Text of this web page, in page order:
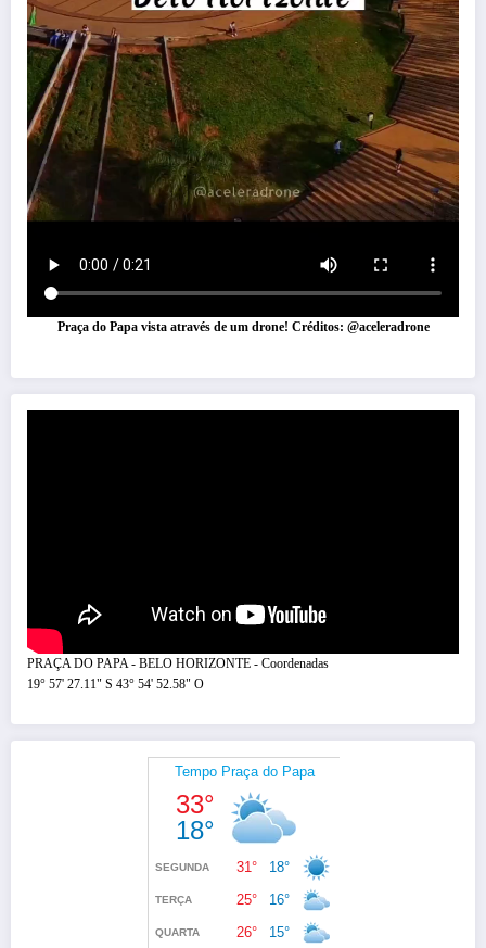
Praça do Papa vista através de um drone! Créditos: @aceleradrone
PRAÇA DO PAPA - BELO HORIZONTE - Coordenadas
19° 57' 27.11" S 43° 54' 52.58" O